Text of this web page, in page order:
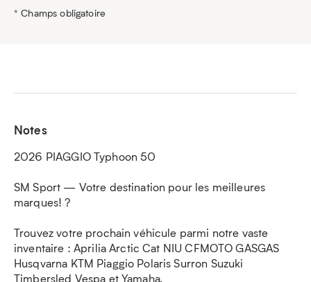
* Champs obligatoire
Notes
2026 PIAGGIO Typhoon 50
SM Sport — Votre destination pour les meilleures
marques! ?
Trouvez votre prochain véhicule parmi notre vaste
inventaire : Aprilia Arctic Cat NIU CFMOTO GASGAS
Husqvarna KTM Piaggio Polaris Surron Suzuki
Timbersled Vespa et Yamaha.